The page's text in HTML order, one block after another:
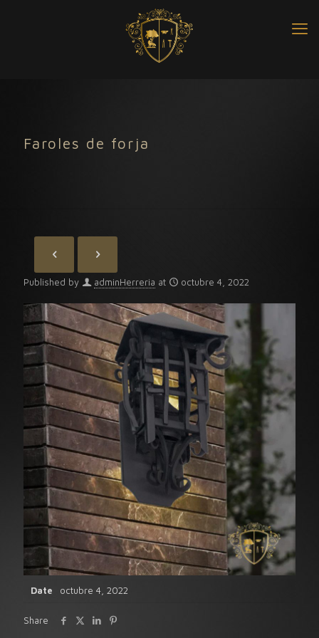
Faroles de forja
Published by adminHerreria at octubre 4, 2022
Date octubre 4, 2022
Share